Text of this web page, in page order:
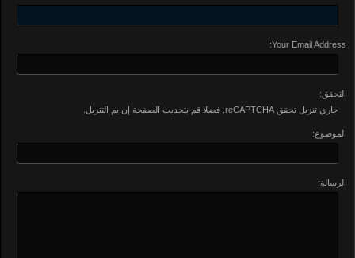
Your Email Address:
التحقق:
جاري تنزيل تحقق reCAPTCHA. فضلا قم بتحديث الصفحة إن يم التنزيل.
الموضوع:
الرسالة: